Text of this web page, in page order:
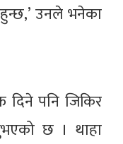
हुन्छ,’ उनले भनेका
दिने पनि जिकिर
छ । थाहा